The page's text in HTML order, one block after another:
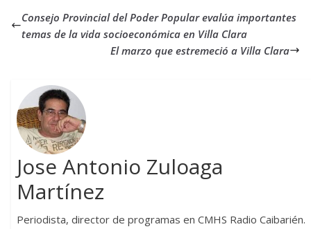
Consejo Provincial del Poder Popular evalúa importantes
temas de la vida socioeconómica en Villa Clara
El marzo que estremeció a Villa Clara
Jose Antonio Zuloaga
Martínez
Periodista, director de programas en CMHS Radio Caibarién.